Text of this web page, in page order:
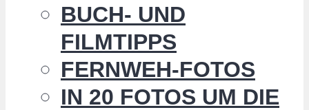
BUCH- UND
FILMTIPPS
FERNWEH-FOTOS
IN 20 FOTOS UM DIE